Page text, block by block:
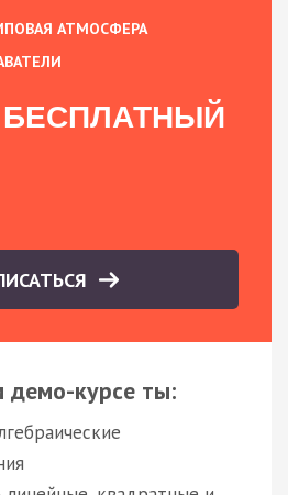
АТМОСФЕРА
БЕСПЛАТНЫЙ
демо-курсе ты: